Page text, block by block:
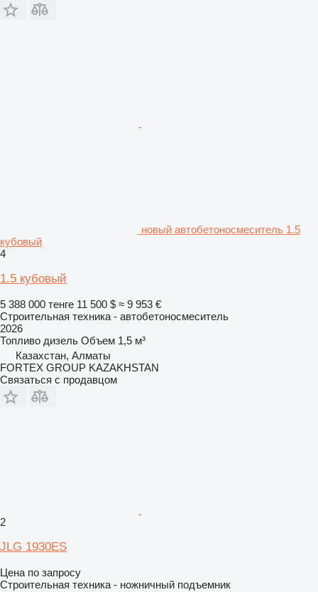
новый автобетоносмеситель 1.5
кубовый
4
1.5 кубовый
5 388 000 тенге 11 500 $ ≈ 9 953 €
Строительная техника - автобетоносмеситель
2026
Топливо дизель Объем 1,5 м³
Казахстан, Алматы
FORTEX GROUP KAZAKHSTAN
Связаться с продавцом
2
JLG 1930ES
Цена по запросу
Строительная техника - ножничный подъемник